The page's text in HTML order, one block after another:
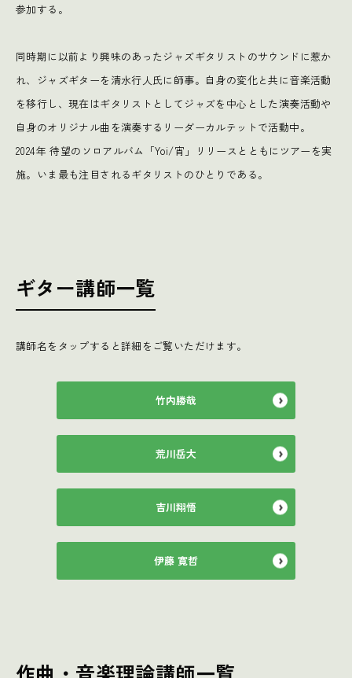
参加する。
同時期に以前より興味のあったジャズギタリストのサウンドに惹か
れ、ジャズギターを清水行人氏に師事。自身の変化と共に音楽活動
を移行し、現在はギタリストとしてジャズを中心とした演奏活動や
自身のオリジナル曲を演奏するリーダーカルテットで活動中。
2024年 待望のソロアルバム「Yoi/宵」リリースとともにツアーを実
施。いま最も注目されるギタリストのひとりである。
ギター講師一覧
講師名をタップすると詳細をご覧いただけます。
竹内勝哉
荒川岳大
吉川翔悟
伊藤 寛哲